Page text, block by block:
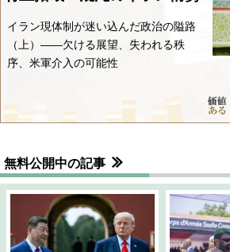
イラン現体制が迷い込んだ政治の隘路
（上）――欠ける展望、失われる秩
序、米軍介入の可能性
無料公開中の記事